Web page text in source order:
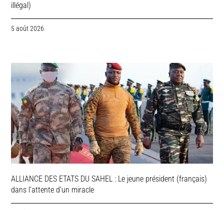
illégal)
5 août 2026
ALLIANCE DES ETATS DU SAHEL : Le jeune président (français)
dans l’attente d’un miracle